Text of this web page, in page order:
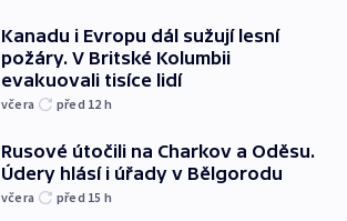
Kanadu i Evropu dál sužují lesní
požáry. V Britské Kolumbii
evakuovali tisíce lidí
včera před 12 h
Rusové útočili na Charkov a Oděsu.
Údery hlásí i úřady v Bělgorodu
včera před 15 h